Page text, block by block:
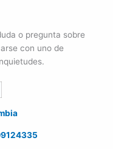
o pregunta sobre
con uno de